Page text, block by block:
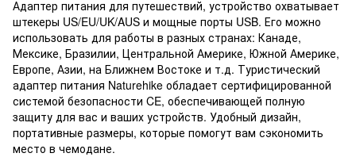
Адаптер питания для путешествий, устройство охватывает
штекеры US/EU/UK/AUS и мощные порты USB. Его можно
использовать для работы в разных странах: Канаде,
Мексике, Бразилии, Центральной Америке, Южной Америке,
Европе, Азии, на Ближнем Востоке и т.д. Туристический
адаптер питания Naturehike обладает сертифицированной
системой безопасности CE, обеспечивающей полную
защиту для вас и ваших устройств. Удобный дизайн,
портативные размеры, которые помогут вам сэкономить
место в чемодане.